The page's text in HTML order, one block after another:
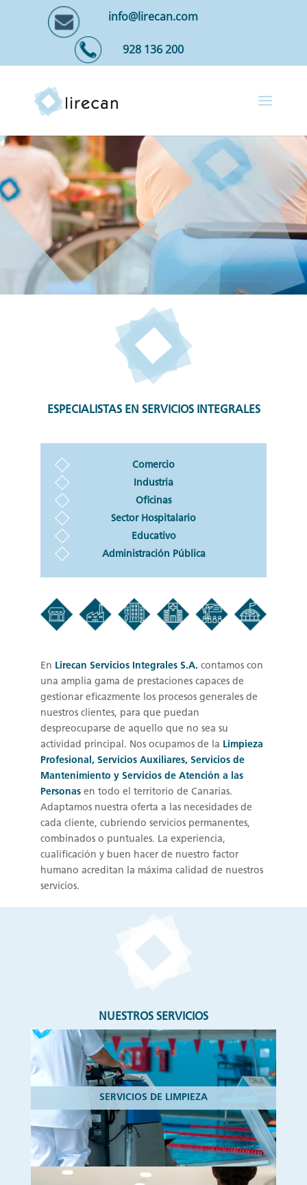
info@lirecan.com
928 136 200
ESPECIALISTAS EN SERVICIOS INTEGRALES
Comercio
Industria
Oficinas
Sector Hospitalario
Educativo
Administración Pública
En Lirecan Servicios Integrales S.A.contamos con
una amplia gama de prestaciones capaces de
gestionar eficazmente los procesos generales de
nuestros clientes, para que puedan
despreocuparse de aquello que no sea su
actividad principal. Nos ocupamos de la Limpieza
Profesional, Servicios Auxiliares, Servicios de
Mantenimiento y Servicios de Atención a las
Personasen todo el territorio de Canarias.
Adaptamos nuestra oferta a las necesidades de
cada cliente, cubriendo servicios permanentes,
combinados o puntuales. La experiencia,
cualificación y buen hacer de nuestro factor
humano acreditan la máxima calidad de nuestros
servicios.
NUESTROS SERVICIOS
SERVICIOS DE LIMPIEZA